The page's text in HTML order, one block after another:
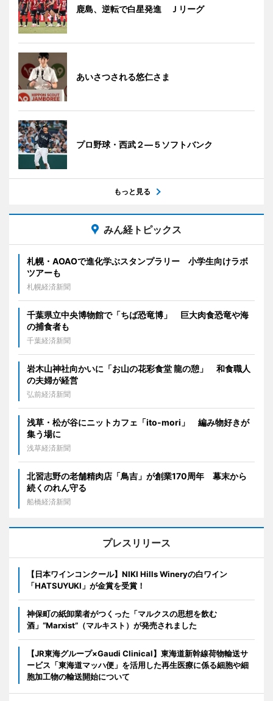
鹿島、逆転で白星発進 Ｊリーグ
あいさつされる悠仁さま
プロ野球・西武２―５ソフトバンク
もっと見る
みん経トピックス
札幌・AOAOで進化学ぶスタンプラリー 小学生向けラボ
ツアーも
札幌経済新聞
千葉県立中央博物館で「ちば恐竜博」 巨大肉食恐竜や海
の捕食者も
千葉経済新聞
岩木山神社向かいに「お山の花彩食堂 龍の憩」 和食職人
の夫婦が経営
弘前経済新聞
浅草・松が谷にニットカフェ「ito-mori」 編み物好きが
集う場に
浅草経済新聞
北習志野の老舗精肉店「鳥吉」が創業170周年 幕末から
続くのれん守る
船橋経済新聞
プレスリリース
【日本ワインコンクール】NIKI Hills Wineryの白ワイン
「HATSUYUKI」が金賞を受賞！
神保町の紙卸業者がつくった「マルクスの思想を飲む
酒」“Marxist”（マルキスト）が発売されました
【JR東海グループ×Gaudi Clinical】東海道新幹線荷物輸送サ
ービス「東海道マッハ便」を活用した再生医療に係る細胞や細
胞加工物の輸送開始について